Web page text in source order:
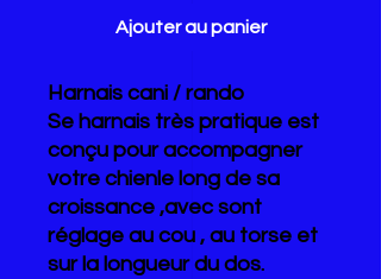
Ajouter au panier
Harnais cani / rando
Se harnais très pratique est
conçu pour accompagner
votre chienle long de sa
croissance ,avec sont
réglage au cou , au torse et
sur la longueur du dos.